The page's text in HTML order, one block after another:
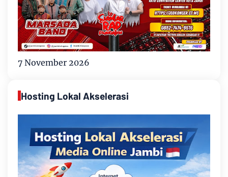
7 November 2026
Hosting Lokal Akselerasi